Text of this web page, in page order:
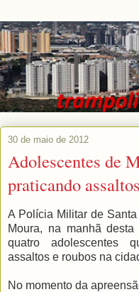
30 de maio de 2012
Adolescentes de
praticando
A Polícia Militar de
Moura, na manhã
quatro adolescentes
assaltos e roubos na
No momento da